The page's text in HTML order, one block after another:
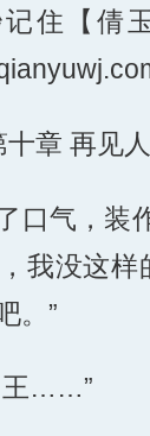
住【倩
章 再见
口气，装
我没这样
。”
……”